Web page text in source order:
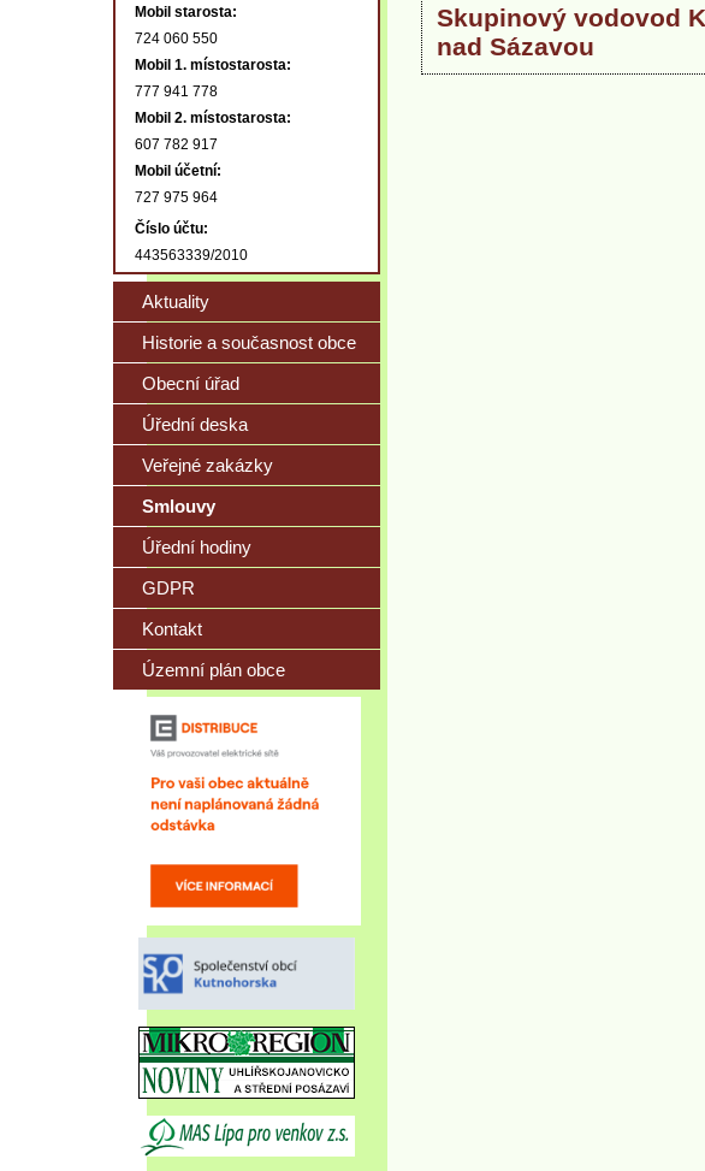
Skupinový vodovod
nad Sázavou
Mobil starosta:
724 060 550
Mobil 1. místostarosta:
777 941 778
Mobil 2. místostarosta:
607 782 917
Mobil účetní:
727 975 964
Číslo účtu:
443563339/2010
Aktuality
Historie a současnost obce
Obecní úřad
Úřední deska
Veřejné zakázky
Smlouvy
Úřední hodiny
GDPR
Kontakt
Územní plán obce